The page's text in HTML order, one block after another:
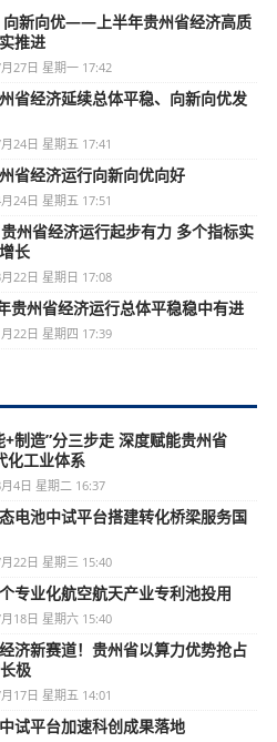
向新向优——上半年贵州省经济高质
推进
27日 星期一 17:42
省经济延续总体平稳、向新向优发
24日 星期五 17:41
省经济运行向新向优向好
24日 星期五 17:51
州省经济运行起步有力 多个指标实
长
22日 星期日 17:08
贵州省经济运行总体平稳稳中有进
22日 星期四 17:39
+制造”分三步走 深度赋能贵州省
化工业体系
4日 星期二 16:37
电池中试平台搭建转化桥梁服务国
22日 星期三 15:40
专业化航空航天产业专利池投用
18日 星期六 15:40
济新赛道！贵州省以算力优势抢占
极
17日 星期五 14:01
试平台加速科创成果落地